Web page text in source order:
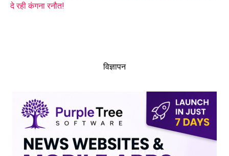
दे रही कंगना रनौत!
विज्ञापन